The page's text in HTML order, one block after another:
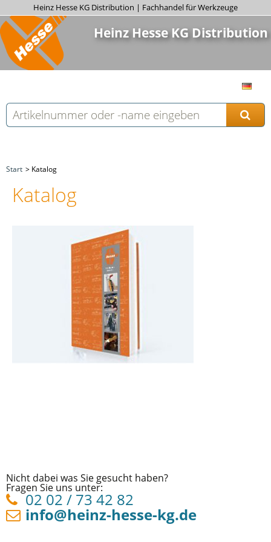
Heinz Hesse KG Distribution | Fachhandel für Werkzeuge
Heinz Hesse KG Distribution
Start Katalog
Katalog
Nicht dabei was Sie gesucht haben?
Fragen Sie uns unter:
02 02 / 73 42 82
info@heinz-hesse-kg.de